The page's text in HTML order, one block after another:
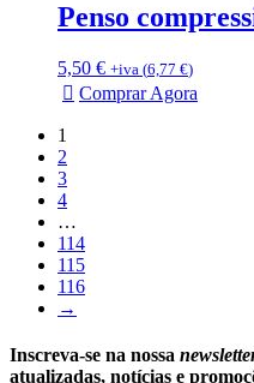
Penso
5,50 € +iva (6,77 €)
Comprar Agora
1
2
3
4
…
114
115
116
→
Inscreva-se na nossa
atualizadas, notícias e